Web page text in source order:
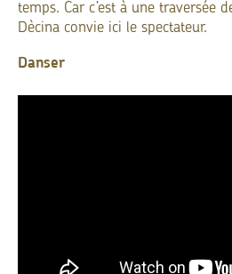
temps. Car c’est à une traversée
Dècina convie ici le spectateur.
Danser